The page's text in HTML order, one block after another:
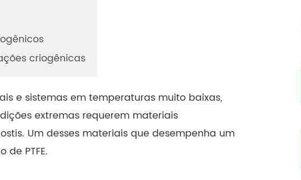
criogênicas
e sistemas em temperaturas muito baixas,
extremas requerem materiais
Um desses materiais que desempenha um
PTFE.